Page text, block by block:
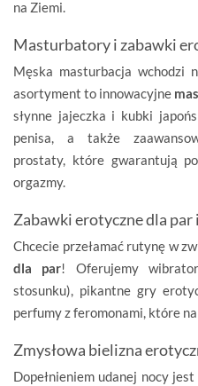
na Ziemi.
Masturbatory i zabawki
Męska masturbacja wchodzi
asortyment to innowacyjne
słynne jajeczka i kubki
penisa, a także
prostaty, które gwarantują
orgazmy.
Zabawki erotyczne dla
Chcecie przełamać rutynę w
dla par! Oferujemy
stosunku), pikantne gry
perfumy z feromonami, które
Zmysłowa bielizna
Dopełnieniem udanej nocy